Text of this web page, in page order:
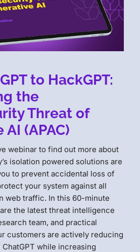
to HackGPT:
the
Threat of
(APAC)
webinar to find out more about
isolation powered solutions are
to prevent accidental loss of
your system against all
web traffic. In this 60-minute
the latest threat intelligence
team, and practical
customers are actively reducing
while increasing